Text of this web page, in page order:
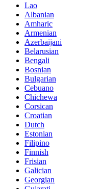
Lao
Albanian
Amharic
Armenian
Azerbaijani
Belarusian
Bengali
Bosnian
Bulgarian
Cebuano
Chichewa
Corsican
Croatian
Dutch
Estonian
Filipino
Finnish
Frisian
Galician
Georgian